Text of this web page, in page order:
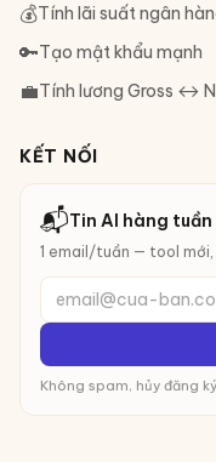
💰Tính lãi suất ngân
🔑Tạo mật khẩu mạnh
💼Tính lương Gross ↔
KẾT NỐI
📬Tin AI hàng tuần
1 email/tuần — tool
email@cua-
Không spam, hủy đăng